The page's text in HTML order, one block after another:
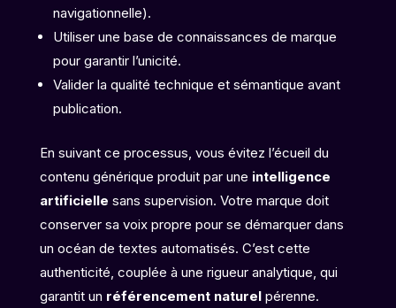
navigationnelle).
Utiliser une base de connaissances de marque
pour garantir l’unicité.
Valider la qualité technique et sémantique avant
publication.
En suivant ce processus, vous évitez l’écueil du
contenu générique produit par une intelligence
artificielle sans supervision. Votre marque doit
conserver sa voix propre pour se démarquer dans
un océan de textes automatisés. C’est cette
authenticité, couplée à une rigueur analytique, qui
garantit un référencement naturelpérenne.